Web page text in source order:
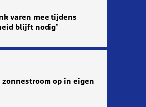
varen mee tijdens
blijft nodig’
zonnestroom op in eigen